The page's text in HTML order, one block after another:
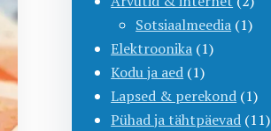
Sotsiaalmeedia (1)
Elektroonika (1)
Kodu ja aed (1)
Lapsed & perekond (1)
Pühad ja tähtpäevad (11)